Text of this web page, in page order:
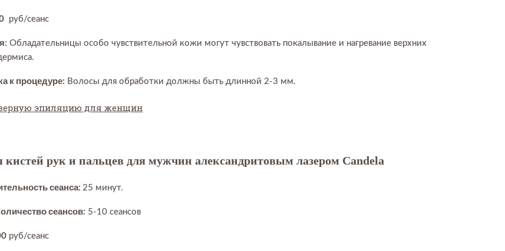
руб/сеанс
Обладательницы особо чувствительной кожи могут чувствовать покалывание и нагревание верхних
к процедуре: Волосы для обработки должны быть длинной 2-3 мм.
эпиляцию для женщин
рук и пальцев для мужчин александритовым лазером Candela
сеанса: 25 минут.
сеансов: 5-10 сеансов
руб/сеанс